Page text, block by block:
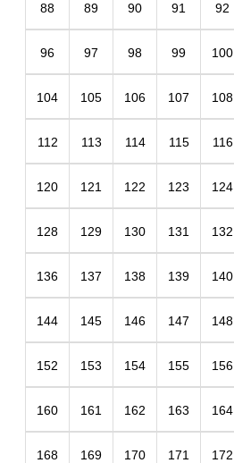
88 89 90 91 92
96 97 98 99 100
104 105 106 107 108
112 113 114 115 116
120 121 122 123 124
128 129 130 131 132
136 137 138 139 140
144 145 146 147 148
152 153 154 155 156
160 161 162 163 164
168 169 170 171 172